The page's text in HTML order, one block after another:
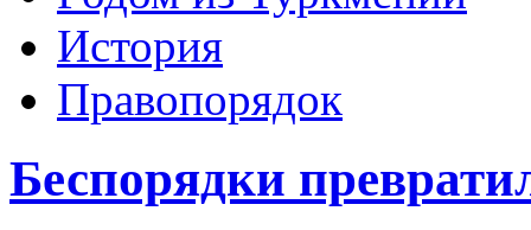
История
Правопорядок
Беспорядки